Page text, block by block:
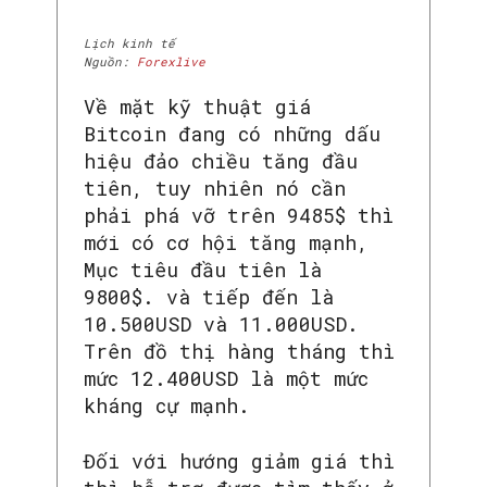
Lịch kinh tế
Nguồn: Forexlive
Về mặt kỹ thuật giá
Bitcoin đang có những dấu
hiệu đảo chiều tăng đầu
tiên, tuy nhiên nó cần
phải phá vỡ trên 9485$ thì
mới có cơ hội tăng mạnh,
Mục tiêu đầu tiên là
9800$. và tiếp đến là
10.500USD và 11.000USD.
Trên đồ thị hàng tháng thì
mức 12.400USD là một mức
kháng cự mạnh.
Đối với hướng giảm giá thì